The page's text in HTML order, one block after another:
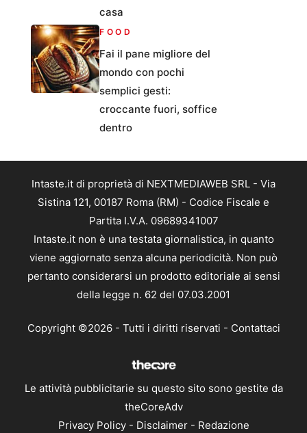
casa
FOOD
Fai il pane migliore del
mondo con pochi
semplici gesti:
croccante fuori, soffice
dentro
Intaste.it di proprietà di NEXTMEDIAWEB SRL - Via
Sistina 121, 00187 Roma (RM) - Codice Fiscale e
Partita I.V.A. 09689341007
Intaste.it non è una testata giornalistica, in quanto
viene aggiornato senza alcuna periodicità. Non può
pertanto considerarsi un prodotto editoriale ai sensi
della legge n. 62 del 07.03.2001
Copyright ©2026 - Tutti i diritti riservati - Contattaci
Le attività pubblicitarie su questo sito sono gestite da
theCoreAdv
Privacy Policy- Disclaimer- Redazione